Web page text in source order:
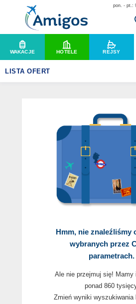
pon. - pt.:
WAKACJE HOTELE REJSY
LISTA OFERT
Hmm, nie znaleźliśmy
wybranych przez
parametrach.
Ale nie przejmuj się! Mamy
ponad 860
Zmień wyniki wyszukiwania